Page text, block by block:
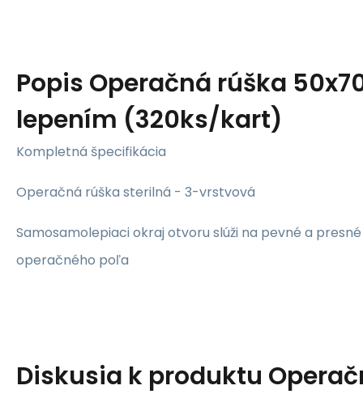
Popis Operačná rúška
lepením (320ks/kart)
Kompletná špecifikácia
Operačná rúška sterilná - 3-vrstvová
Samosamolepiaci okraj otvoru slúži na pevné a
operačného poľa
Diskusia k produktu